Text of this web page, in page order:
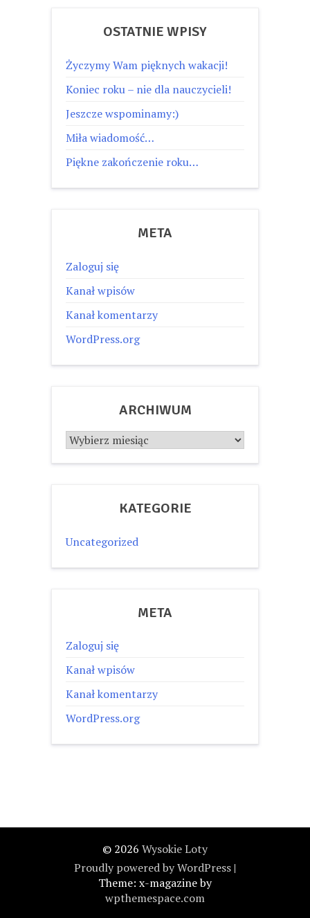
OSTATNIE WPISY
Życzymy Wam pięknych wakacji!
Koniec roku – nie dla nauczycieli!
Jeszcze wspominamy:)
Miła wiadomość…
Piękne zakończenie roku…
META
Zaloguj się
Kanał wpisów
Kanał komentarzy
WordPress.org
ARCHIWUM
Archiwum
KATEGORIE
Uncategorized
META
Zaloguj się
Kanał wpisów
Kanał komentarzy
WordPress.org
© 2026 Wysokie Loty
Proudly powered by WordPress |
Theme: x-magazine by
wpthemespace.com